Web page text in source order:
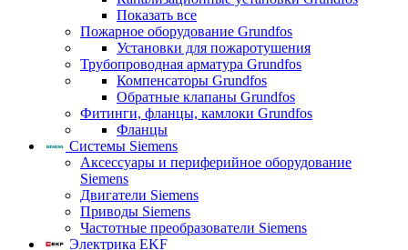
Показать все
Пожарное оборудование Grundfos
Установки для пожаротушения
Трубопроводная арматура Grundfos
Компенсаторы Grundfos
Обратные клапаны Grundfos
Фитинги, фланцы, камлоки Grundfos
Фланцы
Системы Siemens
Аксессуары и периферийное оборудование
Siemens
Двигатели Siemens
Приводы Siemens
Частотные преобразователи Siemens
Электрика EKF